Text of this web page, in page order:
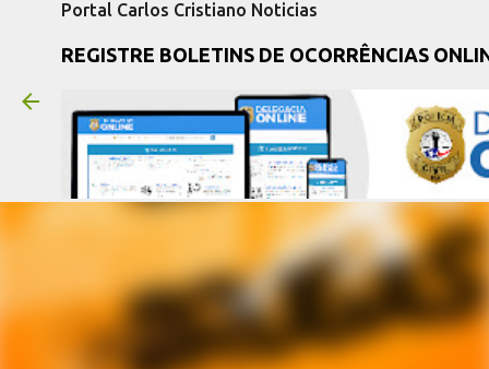
Portal Carlos Cristiano Noticias
REGISTRE BOLETINS DE OCORRÊNCIAS